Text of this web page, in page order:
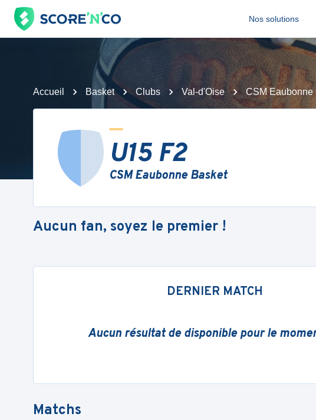
Nos solutions
Accueil Basket Clubs Val-d'Oise CSM Eaubonne
U15 F2
CSM Eaubonne Basket
Aucun fan, soyez le premier !
DERNIER MATCH
Aucun résultat de disponible pour le
Matchs